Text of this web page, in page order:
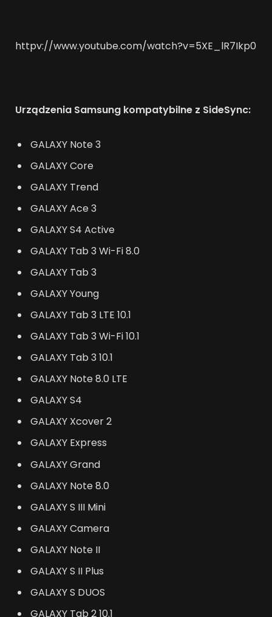
httpv://www.youtube.com/watch?v=5XE_lR7Ikp0
Urządzenia Samsung kompatybilne z SideSync:
GALAXY Note 3
GALAXY Core
GALAXY Trend
GALAXY Ace 3
GALAXY S4 Active
GALAXY Tab 3 Wi-Fi 8.0
GALAXY Tab 3
GALAXY Young
GALAXY Tab 3 LTE 10.1
GALAXY Tab 3 Wi-Fi 10.1
GALAXY Tab 3 10.1
GALAXY Note 8.0 LTE
GALAXY S4
GALAXY Xcover 2
GALAXY Express
GALAXY Grand
GALAXY Note 8.0
GALAXY S III Mini
GALAXY Camera
GALAXY Note II
GALAXY S II Plus
GALAXY S DUOS
GALAXY Tab 2 10.1